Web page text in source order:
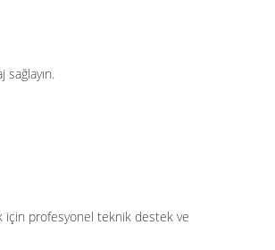
için profesyonel teknik destek ve